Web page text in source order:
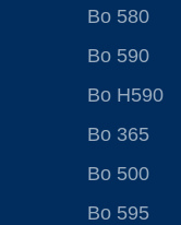
Bo 580
Bo 590
Bo H590
Bo 365
Bo 500
Bo 595